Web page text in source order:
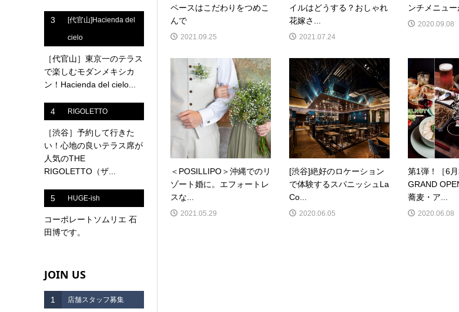
ペースはこだわりをつめこ
んで
2021.09.25
イルはどうする？おしゃれ
花嫁さ...
2021.07.24
ンチメニュー
2020.09.08
＜POSILLIPO＞沖縄でのリ
ゾート婚に。エフォートレ
スな...
2021.05.29
[渋谷]絶好のロケーション
で体験するスパニッシュLa
Co...
2020.06.05
第1弾！［6
GRAND
蕎麦・ア...
2020.06.08
3 [代官山]Hacienda del
cielo
［代官山］東京一のテラス
で楽しむモダンメキシカ
ン！Hacienda del cielo...
4 RIGOLETTO
［渋谷］予約して行きた
い！心地の良いテラス席が
人気のTHE
RIGOLETTO（ザ...
5 HUGE-ish
コーポレートソムリエ 石
田博です。
JOIN US
1 店舗スタッフ募集